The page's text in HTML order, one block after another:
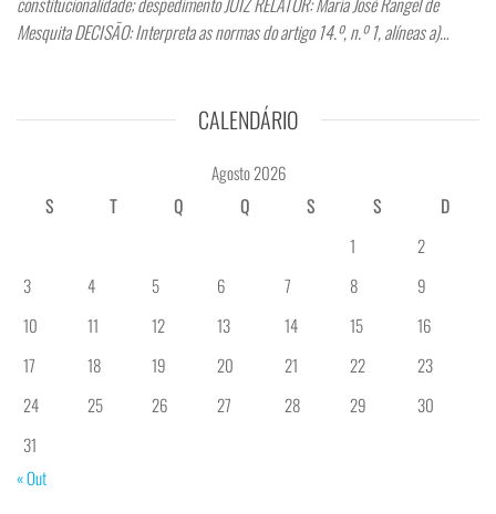
Mesquita DECISÃO: Interpreta as normas do artigo 14.º, n.º 1, alíneas a)…
CALENDÁRIO
Agosto 2026
S
T Q Q S S
D
1
2
3
4 5 6 7 8
9
10
11 12 13 14 15
16
17
18 19 20 21 22
23
24
25 26 27 28 29
30
31
« Out